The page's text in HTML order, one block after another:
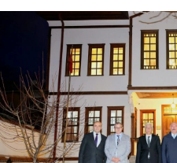
Boğazkale
Dodurga
İskilip
Kargı
Tüm Manşetler
Son Dakika Haberleri
Haber Arşivi